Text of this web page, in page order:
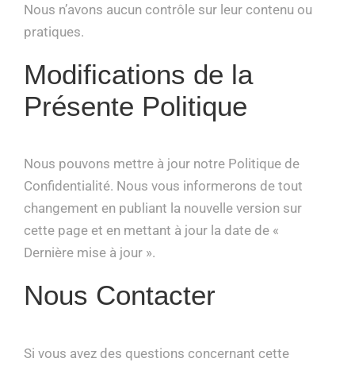
Nous n’avons aucun contrôle sur leur contenu ou
pratiques.
Modifications de la
Présente Politique
Nous pouvons mettre à jour notre Politique de
Confidentialité. Nous vous informerons de tout
changement en publiant la nouvelle version sur
cette page et en mettant à jour la date de «
Dernière mise à jour ».
Nous Contacter
Si vous avez des questions concernant cette